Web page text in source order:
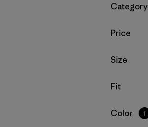
Filtrar por
Category
Filtrar por
Price
Filtrar por
Size
Filtrar por
Fit
Filtrar por
Color 1